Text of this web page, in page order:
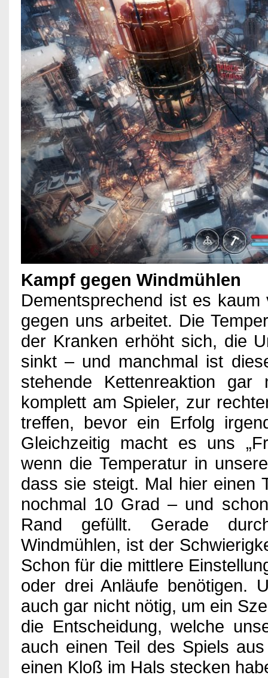
Kampf gegen Windmühlen
Dementsprechend ist es kaum
gegen uns arbeitet. Die
der Kranken erhöht sich, die
sinkt – und manchmal ist
stehende Kettenreaktion
komplett am Spieler, zur
treffen, bevor ein Erfolg
Gleichzeitig macht es uns
wenn die Temperatur in
dass sie steigt. Mal hier einen
nochmal 10 Grad – und
Rand gefüllt. Gerade
Windmühlen, ist der
Schon für die mittlere
oder drei Anläufe benötigen.
auch gar nicht nötig, um ein
die Entscheidung, welche
auch einen Teil des Spiels
einen Kloß im Hals stecken